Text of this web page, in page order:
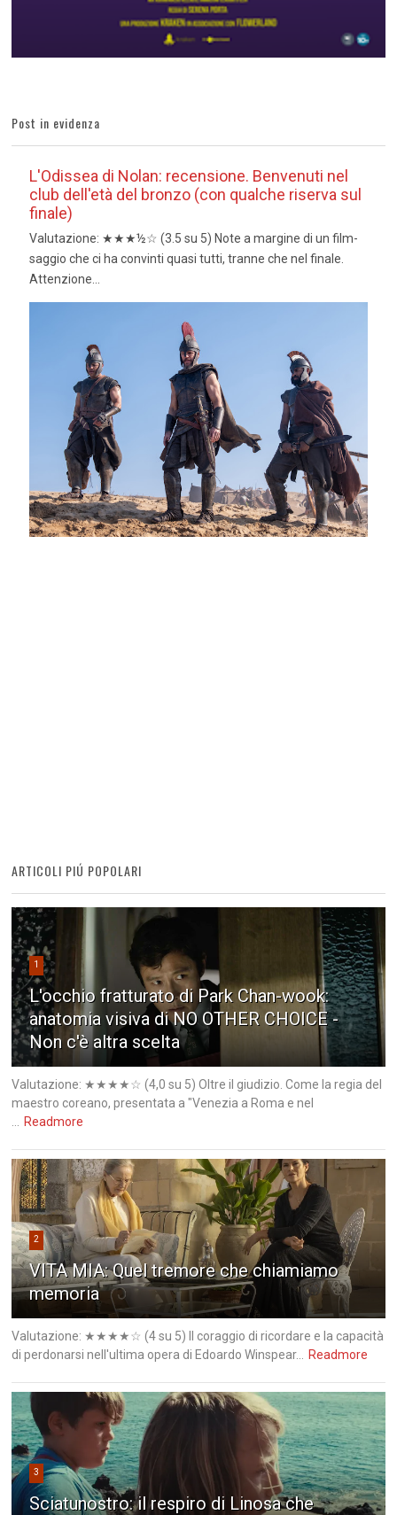
Post in evidenza
L'Odissea di Nolan: recensione. Benvenuti nel
club dell'età del bronzo (con qualche riserva sul
finale)
Valutazione: ★★★½☆ (3.5 su 5) Note a margine di un film-
saggio che ci ha convinti quasi tutti, tranne che nel finale.
Attenzione...
ARTICOLI PIÚ POPOLARI
1
L'occhio fratturato di Park Chan-wook:
anatomia visiva di NO OTHER CHOICE -
Non c'è altra scelta
Valutazione: ★★★★☆ (4,0 su 5) Oltre il giudizio. Come la regia del
maestro coreano, presentata a "Venezia a Roma e nel
Readmore
2
VITA MIA: Quel tremore che chiamiamo
memoria
Valutazione: ★★★★☆ (4 su 5) Il coraggio di ricordare e la capacità
di perdonarsi nell'ultima opera di Edoardo Winspear...
Readmore
3
Sciatunostro: il respiro di Linosa che